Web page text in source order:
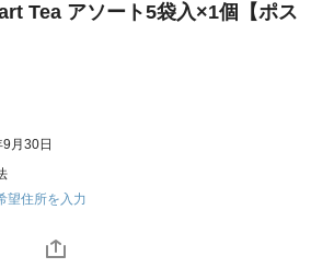
Tea アソート5袋入×1個【ポス
月30日
望住所を入力